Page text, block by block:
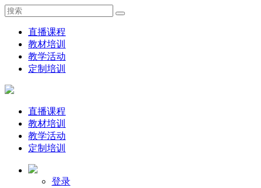
直播课程
教材培训
教学活动
定制培训
直播课程
教材培训
教学活动
定制培训
登录